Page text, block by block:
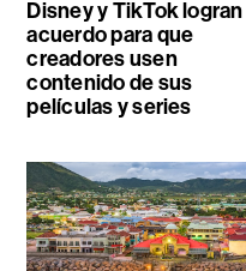
Disney y TikTok logran
acuerdo para que
creadores usen
contenido de sus
películas y series